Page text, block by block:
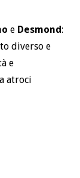
e Desmond:
diverso e
e
atroci